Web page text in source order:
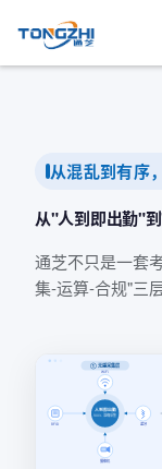
从混乱到有序
从"人到即出勤"
通芝不只是一套
集-运算-合规"三
① 无感采集层
人到即出勤
100% 准确采集
RFID
WiFi
蓝牙
摄像机